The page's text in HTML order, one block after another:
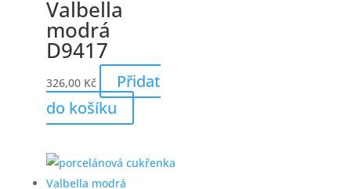
Valbella
modrá
D9417
326,00 Kč
Přidat
do košíku